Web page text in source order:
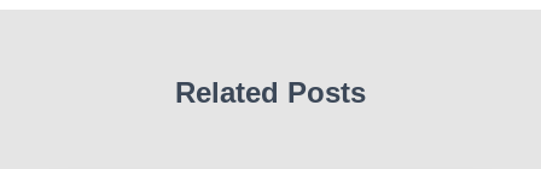
Related Posts